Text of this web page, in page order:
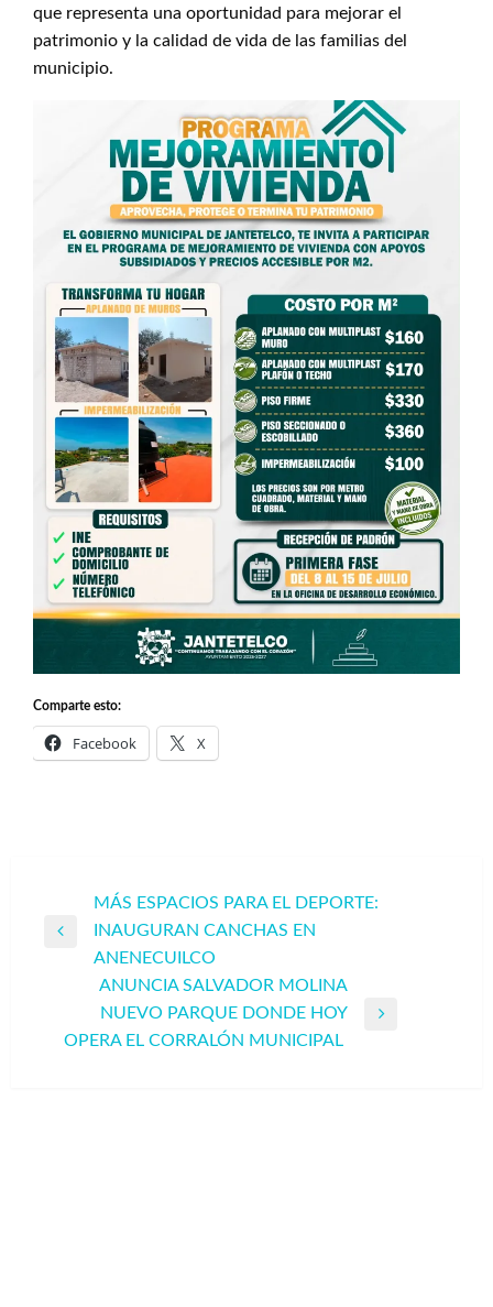
que representa una oportunidad para mejorar el
patrimonio y la calidad de vida de las familias del
municipio.
Comparte esto:
Facebook X
Navegación
de
entradas
MÁS ESPACIOS PARA EL DEPORTE:
INAUGURAN CANCHAS EN
ANENECUILCO
ANUNCIA SALVADOR MOLINA
NUEVO PARQUE DONDE HOY
OPERA EL CORRALÓN MUNICIPAL